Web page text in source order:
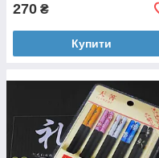
270 ₴
Купити